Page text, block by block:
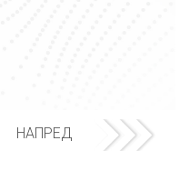
НАПРЕД